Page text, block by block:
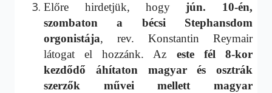
Előre hirdetjük, hogy jún. 10-én,
szombaton a bécsi Stephansdom
orgonistája, rev. Konstantin Reymair
látogat el hozzánk. Az este fél 8-kor
kezdődő áhítaton magyar és osztrák
szerzők művei mellett magyar